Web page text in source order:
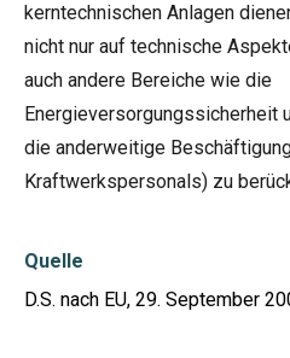
kerntechnischen Anlagen
nicht nur auf technische
auch andere Bereiche wie die
Energieversorgungssicherheit
die anderweitige
Kraftwerkspersonals) zu
Quelle
D.S. nach EU, 29. September